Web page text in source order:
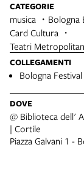
CATEGORIE
musica
Bologna
Card Cultura
Teatri
COLLEGAMENTI
Bologna Festival
DOVE
@ Biblioteca dell'
| Cortile
Piazza Galvani 1 -